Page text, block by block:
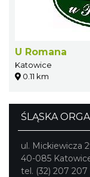
U Romana
Katowice
0.11 km
ŚLĄSKA
ul. Mickiewicza
40-085
tel. (32) 207 207